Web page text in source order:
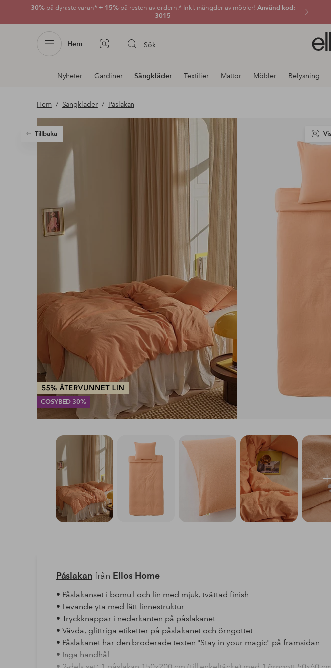
30% på dyraste varan* + 15% på resten av ordern.* Inkl. mängder av möbler! Använd kod:
3015
Hem Bildsök Sök
Ellos
gå
Avdelnings
navigation
Nyheter Gardiner Sängkläder Textilier Mattor Möbler Belysning
Hem Sängkläder Påslakan
Tillbaka
COSYBED 30%
Påslakanfrån Ellos Home
• Påslakanset i bomull och lin med mjuk, tvättad finish
• Levande yta med lätt linnestruktur
• Tryckknappar i nederkanten på påslakanet
• Vävda, glittriga etiketter på påslakanet och örngottet
• Påslakanet har den broderade texten "Stay in your magic" på framsidan
• Inga handhål